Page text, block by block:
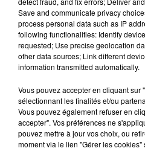
INDOCHINE
Les Nouveaux Soleils
4h05
4h05
Save and communicate privacy
process personal data such as IP
following functionalities: Identify
requested; Use precise geolocation
other data sources; Link different
information transmitted automatically.
Vous pouvez accepter en cliquant sur
sélectionnant les finalités et/ou
Vous pouvez également refuser en
accepter". Vos préférences ne
pouvez mettre à jour vos choix, ou
moment via le lien "Gérer les